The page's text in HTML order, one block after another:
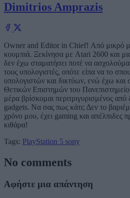
Dimitrios Amprazis
Owner and Editor in Chief! Από μικρό με
κουμπιά. Ξεκίνησα με Atari 2600 και
δεν έχω σταματήσει ποτέ να
τους υπολογιστές, οπότε είπα να το
υπολογιστών και δικτύων, ενώ έχω και
Θετικών Επιστημών του
μέρα βρίσκομαι περιτριγυρισμένος
gadgets. Να σας πως κάτι; Δεν το
χρόνο μου, έχει gaming και απέλπιδες
κιθάρα!
Tags: PlayStation 5 sony
No comments
Αφήστε μια απάντηση